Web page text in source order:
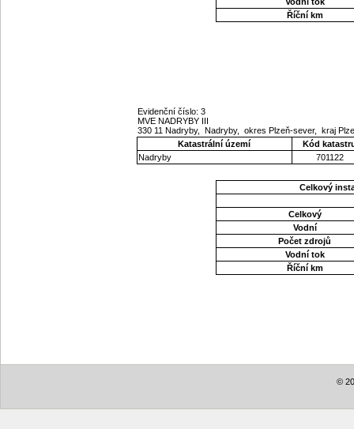
Říční km
Evidenční číslo: 3
MVE NADRYBY III
330 11 Nadryby, Nadryby, okres Plzeň-sever, kraj
Katastrální území
Kód
Nadryby
701122
Celkový
Celkový
Vodní
Počet zdrojů
Vodní tok
Říční km
©